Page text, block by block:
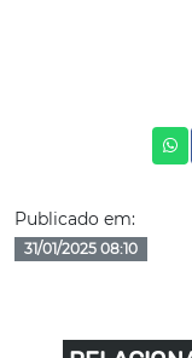
Publicado em:
31/01/2025 08:10